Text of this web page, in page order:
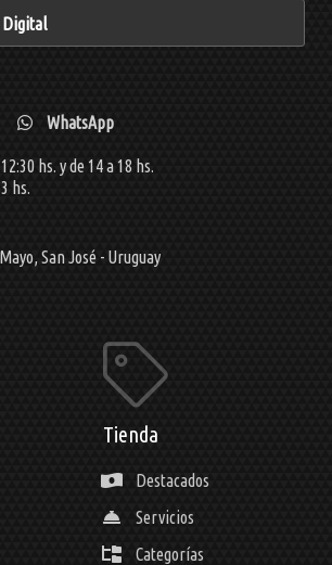
Digital
WhatsApp
hs. y de 14 a 18 hs.
hs.
San José - Uruguay
Tienda
Destacados
Servicios
Categorías